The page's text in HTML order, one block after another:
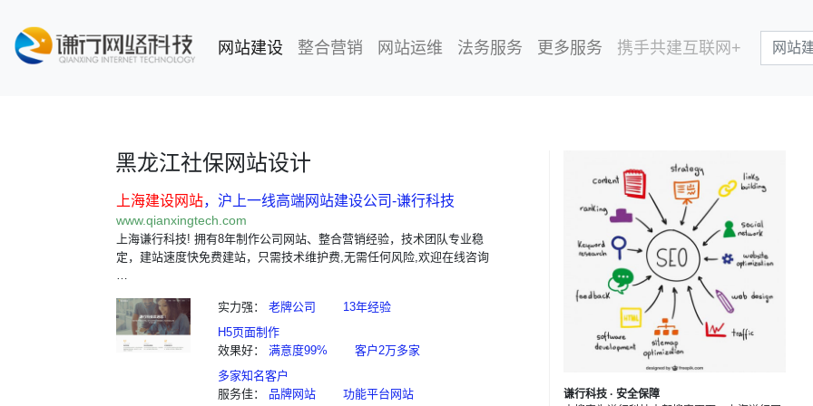
网站建设 (current)
整合营销 网站运维 法务服务 更多服务 携手共建互联网+
黑龙江社保网站设计
上海建设网站，沪上一线高端网站建设公司-谦行科技
www.qianxingtech.com
上海谦行科技! 拥有8年制作公司网站、整合营销经验，技术团队专业稳
定，建站速度快免费建站，只需技术维护费,无需任何风险,欢迎在线咨询
…
实力强： 老牌公司
13年经验
H5页面制作
效果好：
满意度99%
客户2万多家
多家知名客户
服务佳：
品牌网站 功能平台网站
谦行科技 · 安全保障